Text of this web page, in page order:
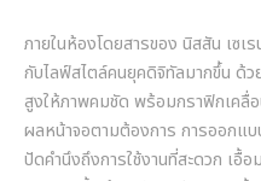
ภายในห้องโดยสารของ นิสสัน เซ
กับไลฟ์สไตล์คนยุคดิจิทัลมากขึ้น ด้
สูงให้ภาพคมชัด พร้อมกราฟิกเคลื่
ผลหน้าจอตามต้องการ การออก
ปัดคำนึงถึงการใช้งานที่สะดวก เอื้